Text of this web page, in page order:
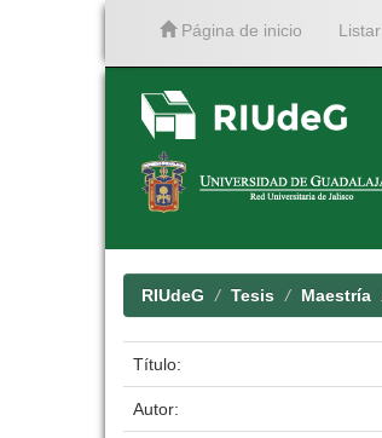
Página de inicio Listar
RIUdeG Tesis Maestría
Título:
Autor: